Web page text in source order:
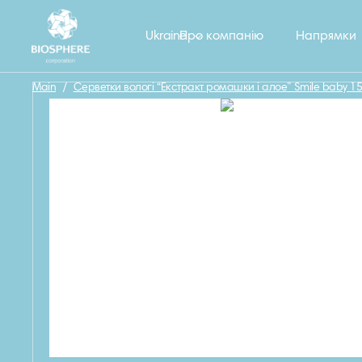
Про компанію Напрямки
Ukraine
Main / Серветки вологі “Екстракт ромашки і алое” Smile baby
Назад